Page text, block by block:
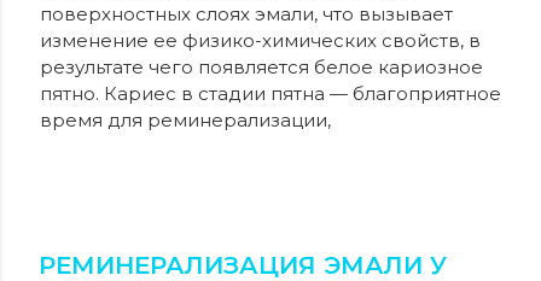
поверхностных слоях эмали, что вызывает
изменение ее физико-химических свойств, в
результате чего появляется белое кариозное
пятно. Кариес в стадии пятна — благоприятное
время для реминерализации,
РЕМИНЕРАЛИЗАЦИЯ ЭМАЛИ У